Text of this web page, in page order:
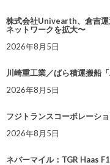
株式会社Univearth、倉吉運
ネットワークを拡大〜
2026年8月5日
川崎重工業／ばら積運搬船
2026年8月5日
フジトランスコーポレーシ
2026年8月5日
ネバーマイル：TGR Haas